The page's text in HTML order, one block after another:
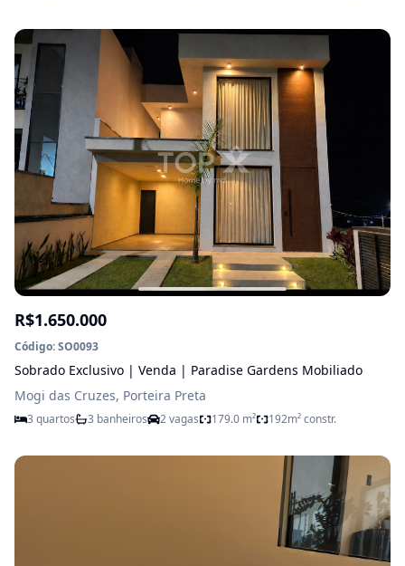
Cidade
Cidade
R$1.650.000
Código: SO0093
Sobrado Exclusivo | Venda | Paradise Gardens Mobiliado
Mogi das Cruzes, Porteira Preta
3 quartos 3 banheiros 2 vagas 179.0 m² 192m² constr.